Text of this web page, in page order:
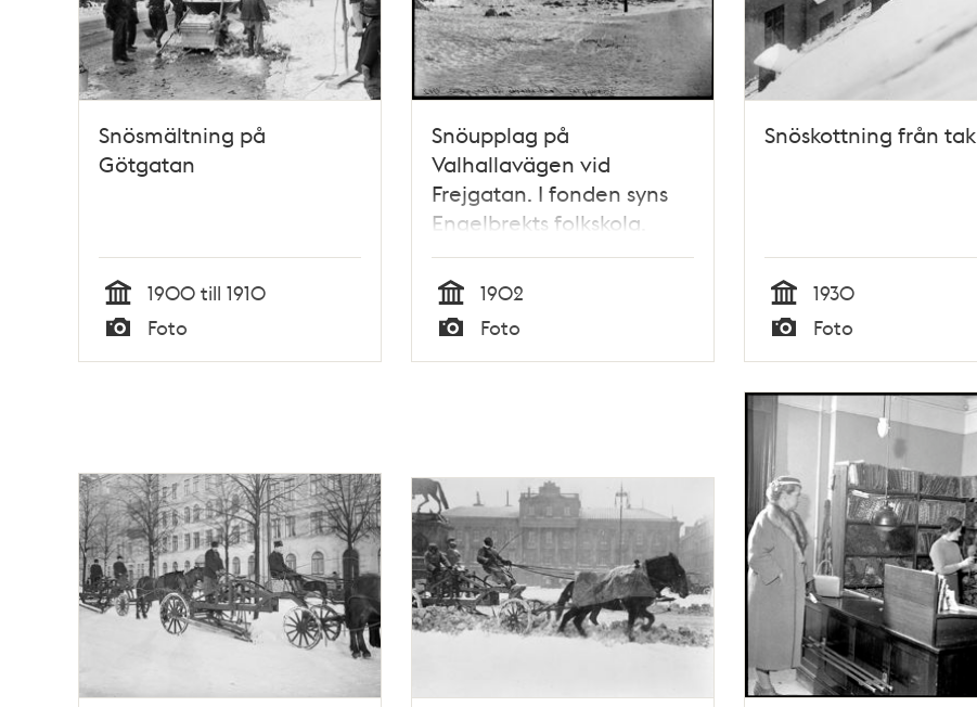
Snösmältning på
Götgatan
Tid
1900 till 1910
Typ
Foto
Snöupplag på
Valhallavägen vid
Frejgatan. I fonden syns
Engelbrekts folkskola.
Tid
1902
Typ
Foto
Snöskottning från tak
Tid
1930
Typ
Foto